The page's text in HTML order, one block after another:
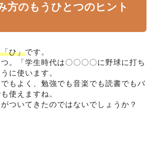
方のもうひとつのヒント
ひ」です。
。「学生時代は〇〇〇〇に野球に打ち
に使います。
もよく、勉強でも音楽でも読書でもバ
使えますね。
ついてきたのではないでしょうか？